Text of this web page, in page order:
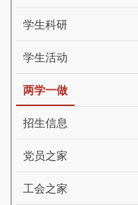
学生科研
学生活动
两学一做
招生信息
党员之家
工会之家